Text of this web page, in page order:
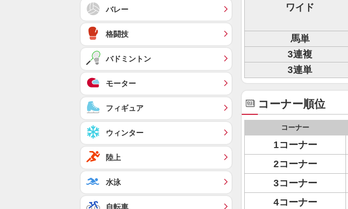
ワイド
馬単
3連複
3連単
コーナー順位
コーナー
1コーナー
2コーナー
3コーナー
4コーナー
バレー
格闘技
バドミントン
モーター
フィギュア
ウィンター
陸上
水泳
自転車